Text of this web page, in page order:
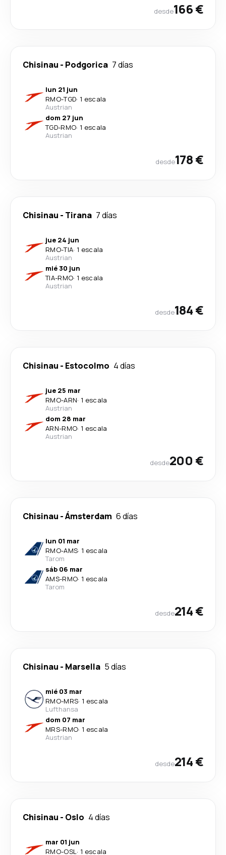
desde166 €
Chisinau - Podgorica 7 días
lun 21 jun
RMO-TGD· 1 escala
Austrian
dom 27 jun
TGD-RMO· 1 escala
Austrian
desde178 €
Chisinau - Tirana 7 días
jue 24 jun
RMO-TIA· 1 escala
Austrian
mié 30 jun
TIA-RMO· 1 escala
Austrian
desde184 €
Chisinau - Estocolmo 4 días
jue 25 mar
RMO-ARN· 1 escala
Austrian
dom 28 mar
ARN-RMO· 1 escala
Austrian
desde200 €
Chisinau -Ámsterdam 6 días
lun 01 mar
RMO-AMS· 1 escala
Tarom
sáb 06 mar
AMS-RMO· 1 escala
Tarom
desde214 €
Chisinau - Marsella 5 días
mié 03 mar
RMO-MRS· 1 escala
Lufthansa
dom 07 mar
MRS-RMO· 1 escala
Austrian
desde214 €
Chisinau - Oslo 4 días
mar 01 jun
RMO-OSL· 1 escala